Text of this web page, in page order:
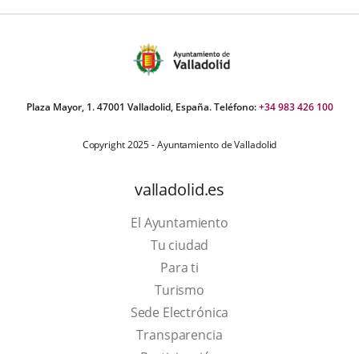
Plaza Mayor, 1. 47001 Valladolid, España. Teléfono:+34 983 426 100
Copyright 2025 - Ayuntamiento de Valladolid
valladolid.es
El Ayuntamiento
Tu ciudad
Para ti
TurismoThis
link
will
Sede Electrónica
Transparencia